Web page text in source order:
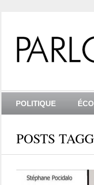
POLITIQUE
POSTS